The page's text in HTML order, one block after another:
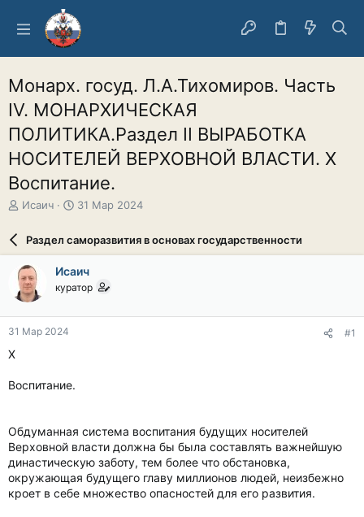
Монарх. госуд. Л.А.Тихомиров. Часть
IV. МОНАРХИЧЕСКАЯ
ПОЛИТИКА.Раздел II ВЫРАБОТКА
НОСИТЕЛЕЙ ВЕРХОВНОЙ ВЛАСТИ. X
Воспитание.
А
о
р
т
е
м
ы
Исаич
Д
а
а
ч
л
31 Мар 2024
Раздел саморазвития в основах государственности
Исаич
куратор
31 Мар 2024 #1
X
Воспитание.
Обдуманная система воспитания будущих носителей
Верховной власти должна бы была составлять важнейшую
династическую заботу, тем более что обстановка,
окружающая будущего главу миллионов людей, неизбежно
кроет в себе множество опасностей для его развития.